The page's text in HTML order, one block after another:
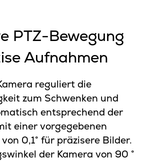
PTZ-Bewegung
Aufnahmen
reguliert die
zum Schwenken und
entsprechend der
einer vorgegebenen
0,1° für präzisere Bilder.
der Kamera von 90 °